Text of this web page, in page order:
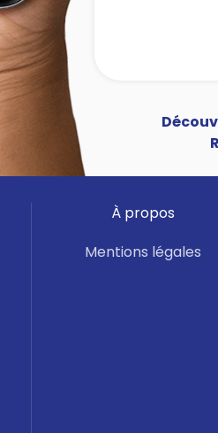
À propos
Mentions légales